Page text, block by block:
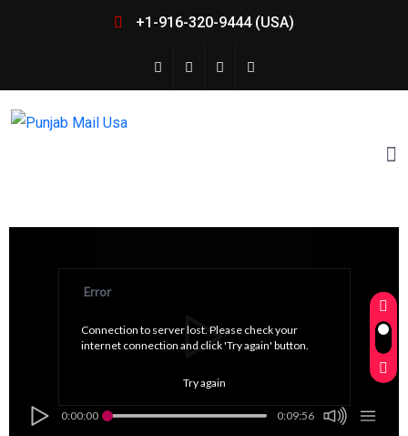
+1-916-320-9444 (USA)
0:00:00 0:09:56
Error
Connection to server lost. Please check your
internet connection and click 'Try again' button.
Try again